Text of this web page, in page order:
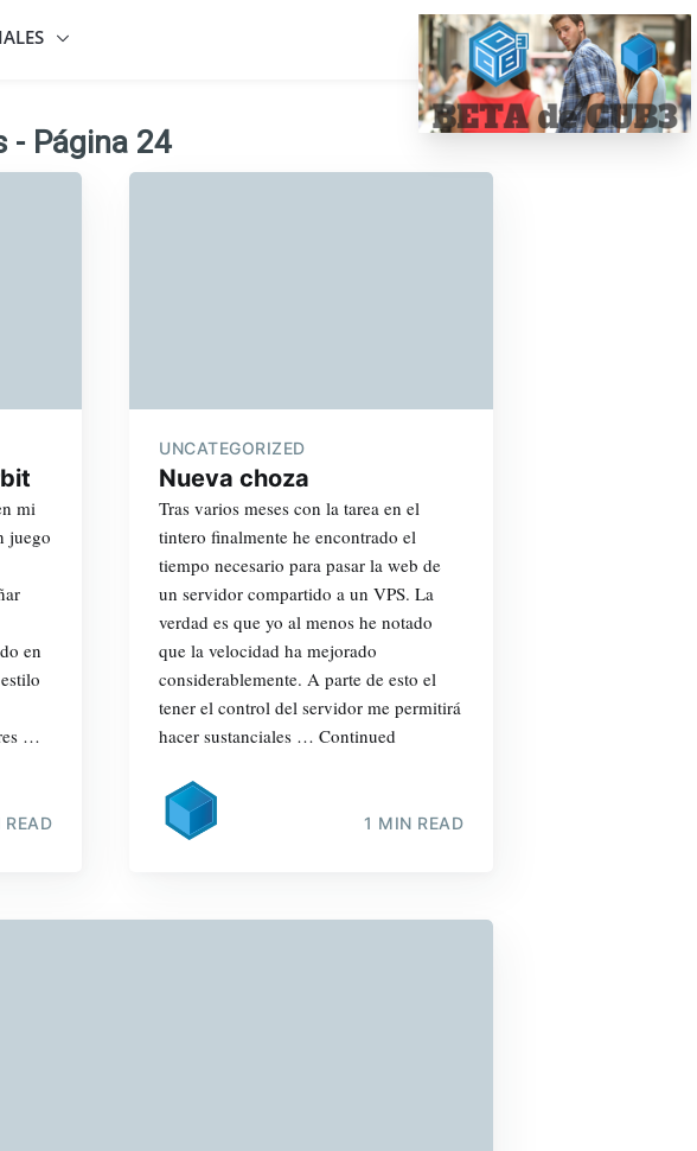
- Página 24
mi
juego
en
…
UNCATEGORIZED
Nueva choza
Tras varios meses con la tarea en el
tintero finalmente he encontrado el
tiempo necesario para pasar la web de
un servidor compartido a un VPS. La
verdad es que yo al menos he notado
que la velocidad ha mejorado
considerablemente. A parte de esto el
tener el control del servidor me permitirá
hacer sustanciales … Continued
1 MIN READ